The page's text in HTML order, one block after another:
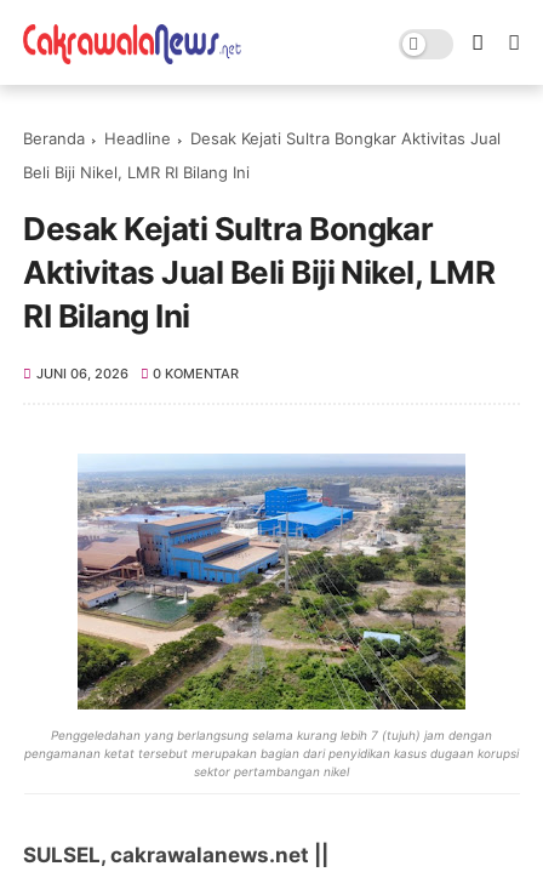
Beranda Headline
Desak Kejati Sultra Bongkar Aktivitas Jual
Beli Biji Nikel, LMR RI Bilang Ini
Desak Kejati Sultra Bongkar
Aktivitas Jual Beli Biji Nikel, LMR
RI Bilang Ini
JUNI 06, 2026 0 KOMENTAR
Penggeledahan yang berlangsung selama kurang lebih 7 (tujuh) jam dengan
pengamanan ketat tersebut merupakan bagian dari penyidikan kasus dugaan korupsi
sektor pertambangan nikel
SULSEL, cakrawalanews.net ||